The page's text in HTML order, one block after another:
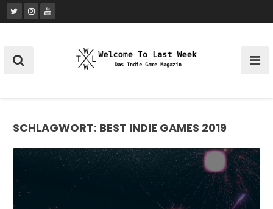
Skip
to
SCHLAGWORT: BEST INDIE GAMES 2019